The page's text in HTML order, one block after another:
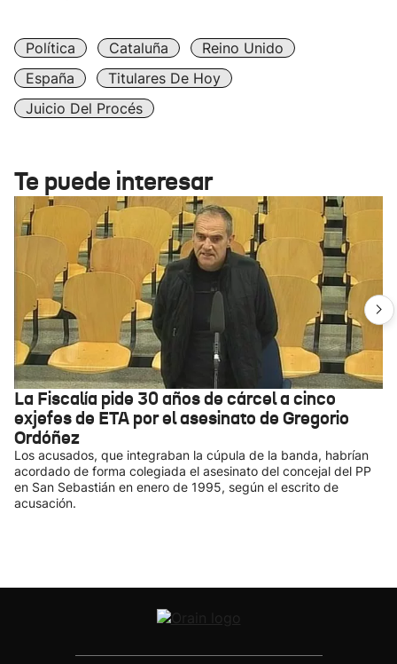
Política Cataluña
Reino Unido
España
Titulares De Hoy
Juicio Del Procés
Te puede interesar
La Fiscalía pide 30 años de cárcel a cinco
exjefes de ETA por el asesinato de Gregorio
Ordóñez
Los acusados, que integraban la cúpula de la banda, habrían
acordado de forma colegiada el asesinato del concejal del PP
en San Sebastián en enero de 1995, según el escrito de
acusación.